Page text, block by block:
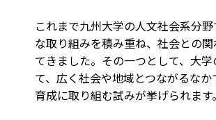
これまで九州大学の人文社会系分
な取り組みを積み重ね、社会との
てきました。その一つとして、大
て、広く社会や地域とつながるなか
育成に取り組む試みが挙げられます。